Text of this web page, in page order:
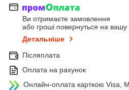
Ви отримаєте замовлення
або гроші повернуться на вашу
Детальніше
Післяплата
Оплата на рахунок
Онлайн-оплата карткою Visa,